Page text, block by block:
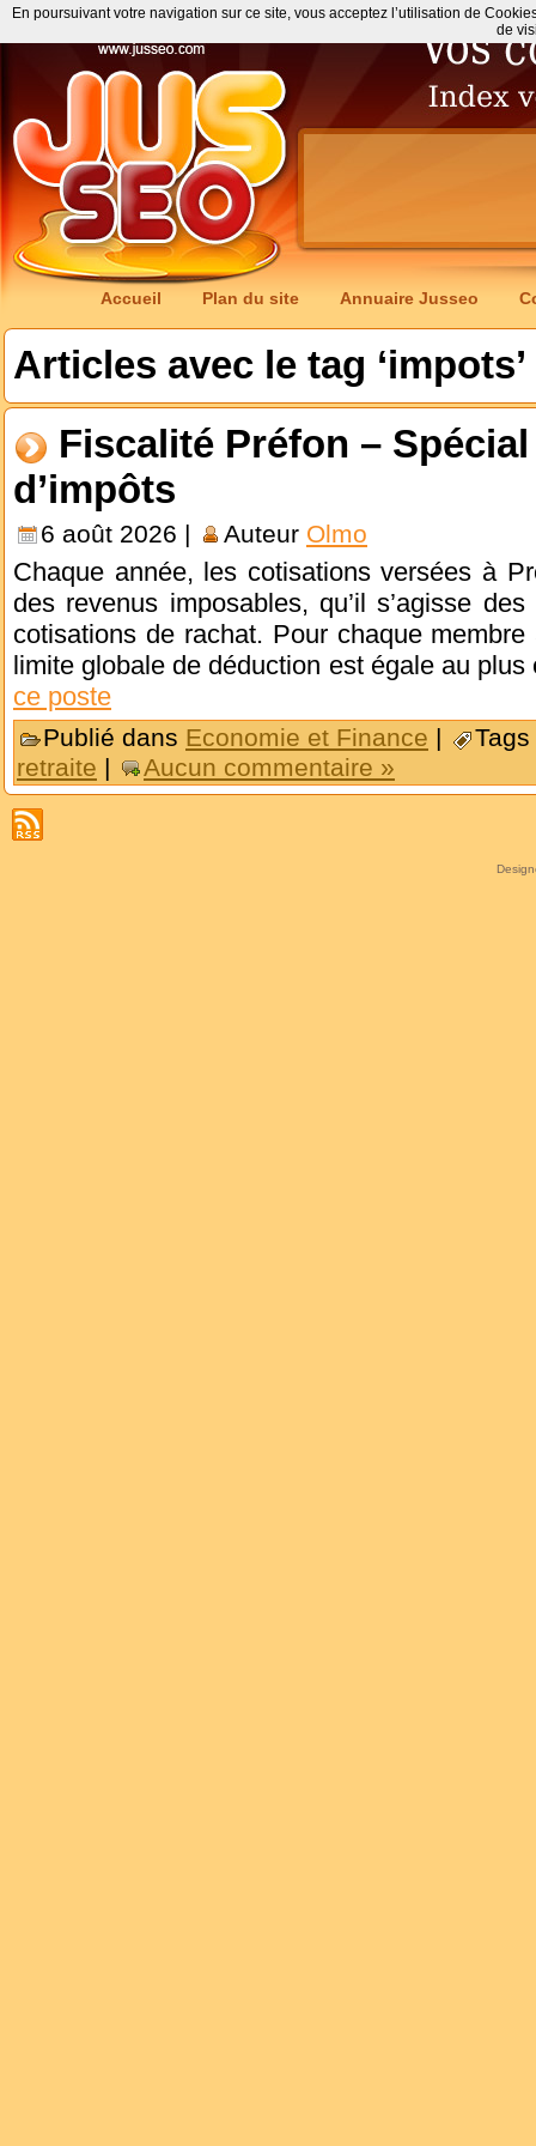
Accueil Plan du site Annuaire Jusseo
Articles avec le tag ‘impots’
Fiscalité Préfon –
d’impôts
6 août 2026 | Auteur Olmo
Chaque année, les cotisations versées à
des revenus imposables, qu’il s’agisse
cotisations de rachat. Pour chaque
limite globale de déduction est égale au
ce poste
Publié dans Economie et Finance |
retraite | Aucun commentaire »
En poursuivant votre navigation sur ce site, vous acceptez l’utilisation de
de